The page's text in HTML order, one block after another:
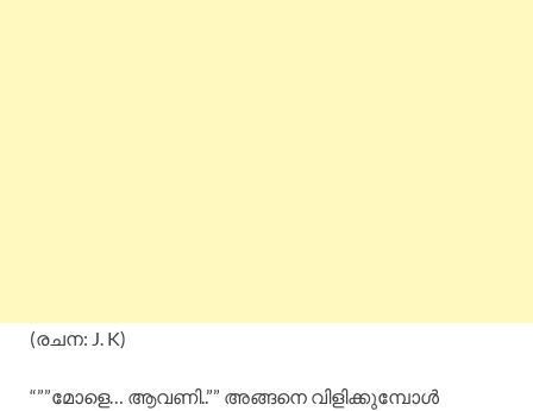
(രചന: J. K)
“””മോളെ… ആവണി..”” അങ്ങനെ വിളിക്കുമ്പോൾ